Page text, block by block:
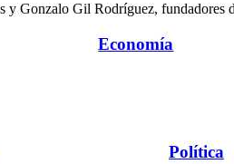
y Gonzalo Gil Rodríguez, fundadores
Economía
Política